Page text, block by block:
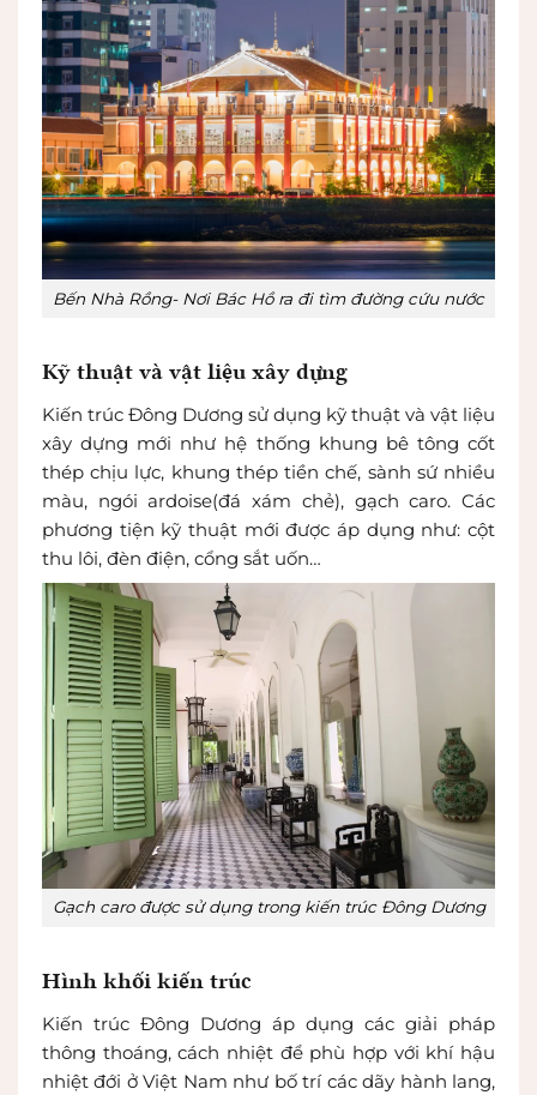
Bến Nhà Rồng- Nơi Bác Hồ ra đi tìm đường cứu nước
Kỹ thuật và vật liệu xây dựng
Kiến trúc Đông Dương sử dụng kỹ thuật và vật liệu
xây dựng mới như hệ thống khung bê tông cốt
thép chịu lực, khung thép tiền chế, sành sứ nhiều
màu, ngói ardoise(đá xám chẻ), gạch caro. Các
phương tiện kỹ thuật mới được áp dụng như: cột
thu lôi, đèn điện, cổng sắt uốn…
Gạch caro được sử dụng trong kiến trúc Đông Dương
Hình khối kiến trúc
Kiến trúc Đông Dương áp dụng các giải pháp
thông thoáng, cách nhiệt để phù hợp với khí hậu
nhiệt đới ở Việt Nam như bố trí các dãy hành lang,